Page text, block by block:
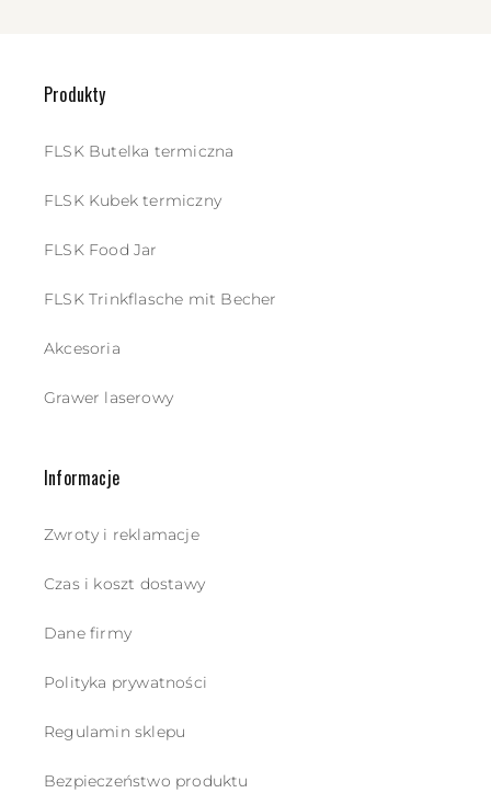
Produkty
FLSK Butelka termiczna
FLSK Kubek termiczny
FLSK Food Jar
FLSK Trinkflasche mit Becher
Akcesoria
Grawer laserowy
Informacje
Zwroty i reklamacje
Czas i koszt dostawy
Dane firmy
Polityka prywatności
Regulamin sklepu
Bezpieczeństwo produktu